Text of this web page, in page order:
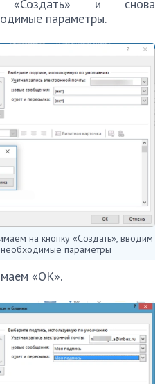
«Создать» и снова
параметры.
на кнопку «Создать», вводим
параметры
«ОК».